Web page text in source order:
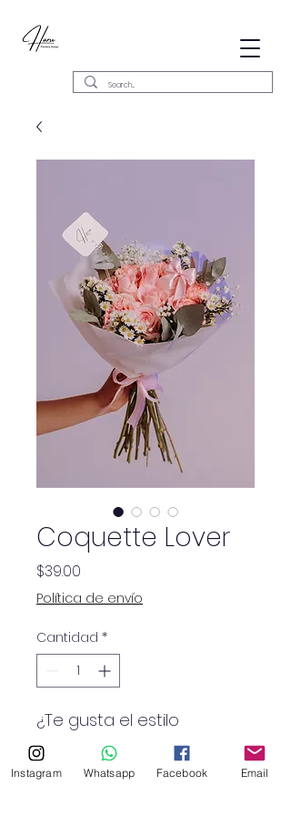
Coquette Lover
$39.00
Política de envío
Cantidad *
¿Te gusta el estilo
romántico y delicado? Este
bouquet es perfecto para
ti.
Instagram Whatsapp Facebook Email